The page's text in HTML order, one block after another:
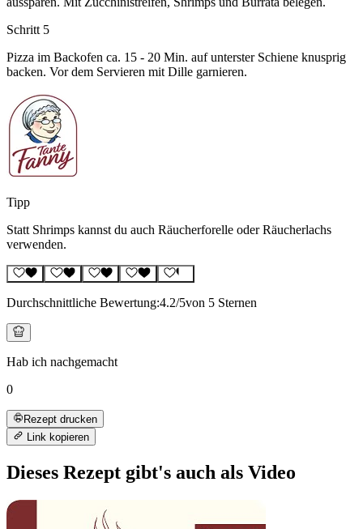
Schritt 5
Pizza im Backofen ca. 15 - 20 Min. auf unterster Schiene knusprig
backen. Vor dem Servieren mit Dille garnieren.
Tipp
Statt Shrimps kannst du auch Räucherforelle oder Räucherlachs
verwenden.
Durchschnittliche Bewertung:4.2/5von 5 Sternen
Hab ich nachgemacht
0
Rezept drucken
Link kopieren
Dieses Rezept gibt's auch als Video